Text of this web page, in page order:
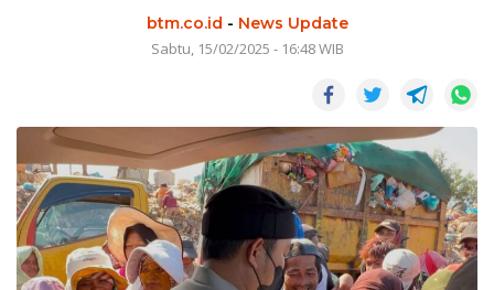
btm.co.id - News Update
Sabtu, 15/02/2025 - 16:48 WIB